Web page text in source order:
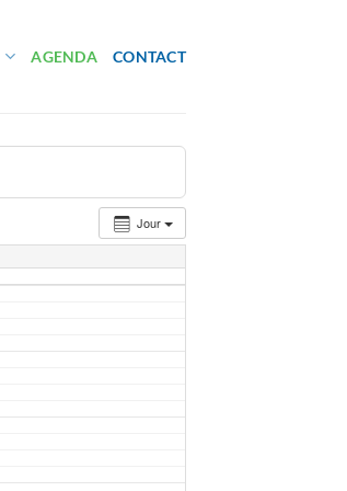
AGENDA CONTACT
Jour